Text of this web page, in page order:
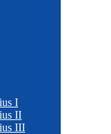
I
II
III